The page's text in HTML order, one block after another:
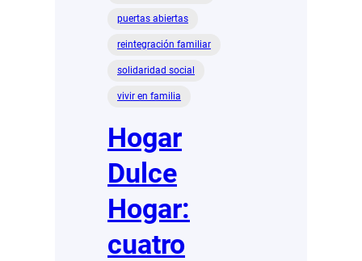
puertas abiertas
reintegración familiar
solidaridad social
vivir en familia
Hogar
Dulce
Hogar:
cuatro